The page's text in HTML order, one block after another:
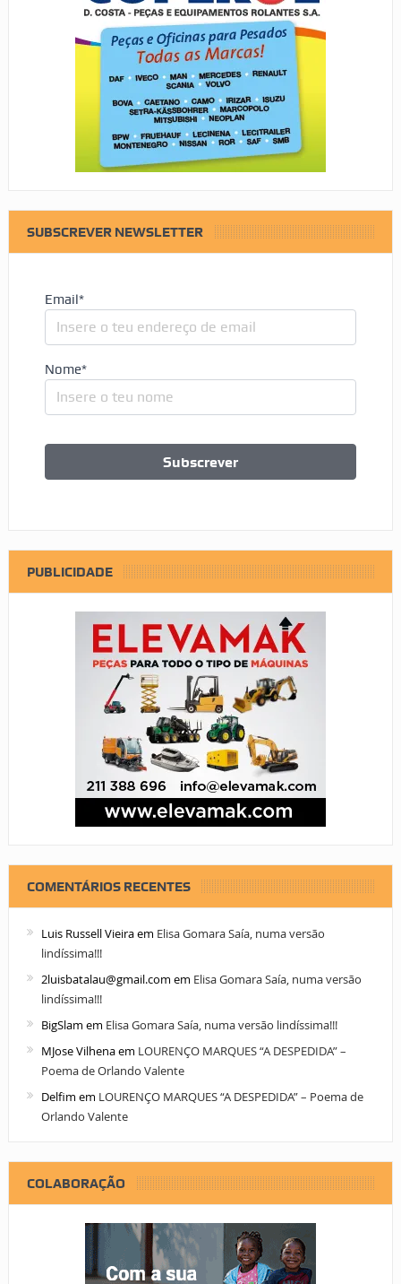
SUBSCREVER NEWSLETTER
Email*
Nome*
PUBLICIDADE
COMENTÁRIOS RECENTES
Luis Russell Vieiraem Elisa Gomara Saía, numa versão
lindíssima!!!
2luisbatalau@gmail.com em Elisa Gomara Saía, numa versão
lindíssima!!!
BigSlam em Elisa Gomara Saía, numa versão lindíssima!!!
MJose Vilhenaem LOURENÇO MARQUES “A DESPEDIDA” –
Poema de Orlando Valente
Delfim em LOURENÇO MARQUES “A DESPEDIDA” – Poema de
Orlando Valente
COLABORAÇÃO